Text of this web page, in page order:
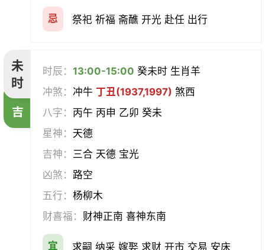
忌 祭祀 祈福 斋醮 开光 赴任 出行
未
时
吉
时辰：13:00-15:00 癸未时 生肖羊
冲煞：冲牛 丁丑(1937,1997) 煞西
八字： 丙午 丙申 乙卯 癸未
星神： 天德
吉神： 三合 天德 宝光
凶煞： 路空
五行：杨柳木
财喜福： 财神正南 喜神东南
宜 求嗣 纳采 嫁娶 求财 开市 交易 安床